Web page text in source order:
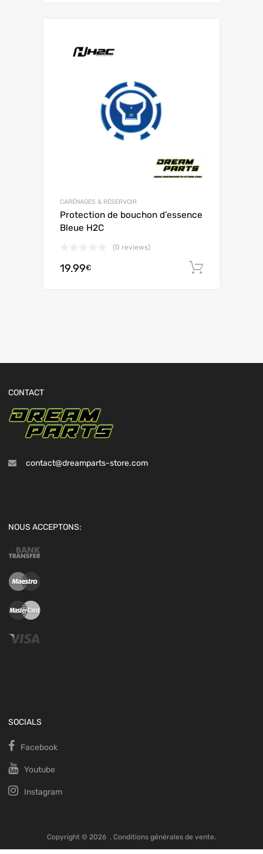
CARÉNAGES & RÉSERVOIR
Protection de bouchon d’essence
Bleue H2C
(0 reviews)
19.99€
CONTACT
contact@dreamparts-store.com
NOUS ACCEPTONS:
SOCIALS
Facebook
Youtube
Instagram
Copyright © 2026 . Conditions générales de vente.